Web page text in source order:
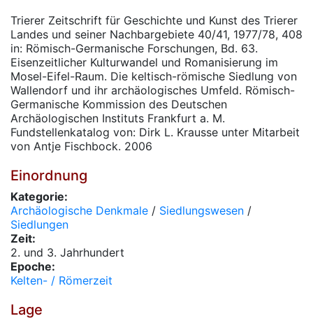
Trierer Zeitschrift für Geschichte und Kunst des Trierer
Landes und seiner Nachbargebiete 40/41, 1977/78, 408
in: Römisch-Germanische Forschungen, Bd. 63.
Eisenzeitlicher Kulturwandel und Romanisierung im
Mosel-Eifel-Raum. Die keltisch-römische Siedlung von
Wallendorf und ihr archäologisches Umfeld. Römisch-
Germanische Kommission des Deutschen
Archäologischen Instituts Frankfurt a. M.
Fundstellenkatalog von: Dirk L. Krausse unter Mitarbeit
von Antje Fischbock. 2006
Einordnung
Kategorie:
Archäologische Denkmale / Siedlungswesen /
Siedlungen
Zeit:
2. und 3. Jahrhundert
Epoche:
Kelten- / Römerzeit
Lage